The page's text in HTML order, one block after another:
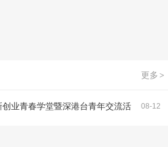
更多 >
08-12
业青春学堂暨深港台青年交流活